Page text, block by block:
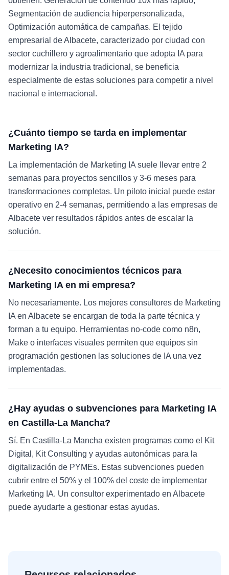
Segmentación de audiencia hiperpersonalizada,
Optimización automática de campañas. El tejido
empresarial de Albacete, caracterizado por ciudad con
sector cuchillero y agroalimentario que adopta IA para
modernizar la industria tradicional, se beneficia
especialmente de estas soluciones para competir a nivel
nacional e internacional.
¿Cuánto tiempo se tarda en implementar
Marketing IA?
La implementación de Marketing IA suele llevar entre 2
semanas para proyectos sencillos y 3-6 meses para
transformaciones completas. Un piloto inicial puede estar
operativo en 2-4 semanas, permitiendo a las empresas de
Albacete ver resultados rápidos antes de escalar la
solución.
¿Necesito conocimientos técnicos para
Marketing IA en mi empresa?
No necesariamente. Los mejores consultores de Marketing
IA en Albacete se encargan de toda la parte técnica y
forman a tu equipo. Herramientas no-code como n8n,
Make o interfaces visuales permiten que equipos sin
programación gestionen las soluciones de IA una vez
implementadas.
¿Hay ayudas o subvenciones para Marketing IA
en Castilla-La Mancha?
Sí. En Castilla-La Mancha existen programas como el Kit
Digital, Kit Consulting y ayudas autonómicas para la
digitalización de PYMEs. Estas subvenciones pueden
cubrir entre el 50% y el 100% del coste de implementar
Marketing IA. Un consultor experimentado en Albacete
puede ayudarte a gestionar estas ayudas.